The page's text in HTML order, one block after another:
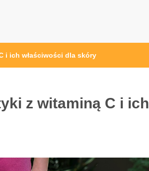
i ich właściwości dla skóry
z witaminą C i ich